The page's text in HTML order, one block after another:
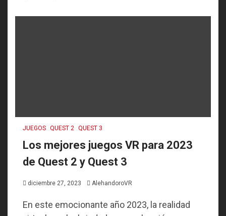
JUEGOS QUEST 2 QUEST 3
Los mejores juegos VR para 2023
de Quest 2 y Quest 3
diciembre 27, 2023 AlehandoroVR
En este emocionante año 2023, la realidad